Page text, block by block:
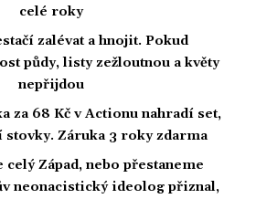
celé roky
zalévat a hnojit. Pokud
půdy, listy zežloutnou a květy
nepřijdou
za 68 Kč v Actionu nahradí set,
Záruka 3 roky zdarma
celý Západ, nebo přestaneme
neonacistický ideolog přiznal,